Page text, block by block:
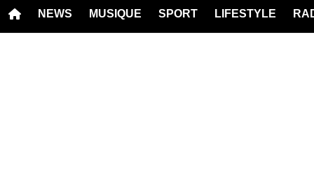
NEWS MUSIQUE SPORT LIFESTYLE